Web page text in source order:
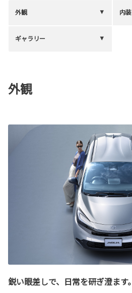
外観 内装
ギャラリー
外観
鋭い眼差しで、日常を研ぎ澄ます。